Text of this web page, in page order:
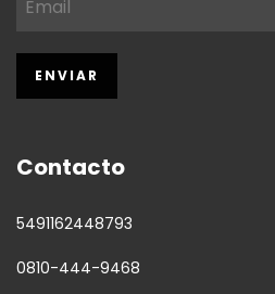
Contacto
5491162448793
0810-444-9468